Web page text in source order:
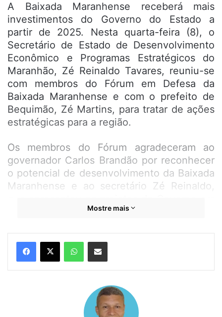
A Baixada Maranhense receberá mais
investimentos do Governo do Estado a
partir de 2025. Nesta quarta-feira (8), o
Secretário de Estado de Desenvolvimento
Econômico e Programas Estratégicos do
Maranhão, Zé Reinaldo Tavares, reuniu-se
com membros do Fórum em Defesa da
Baixada Maranhense e com o prefeito de
Bequimão, Zé Martins, para tratar de ações
estratégicas para a região.
Os membros do Fórum agradeceram ao
governador Carlos Brandão por reconhecer
o potencial de desenvolvimento da Baixada
Maranhense e ao secretário Zé Reinaldo,
prol da região. Temas como a construção da
Batista via Rio Mearim, a barragem Maria
Rita (que conectará Bequimão a São
Bento), o Porto de Alcântara, os Diques da
contra a invasão de água salgada nos
campos foram discutidos.
Mostre mais